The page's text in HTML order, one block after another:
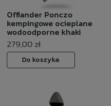
Offlander Ponczo
kempingowe ocieplane
wodoodporne khaki
279,00 zł
Do koszyka